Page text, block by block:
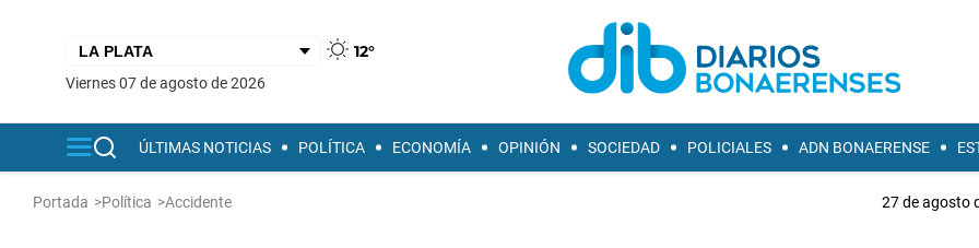
12°
viernes 07 de agosto de 2026
ÚLTIMAS NOTICIAS POLÍTICA ECONOMÍA OPINIÓN SOCIEDAD POLICIALES ADN BONAERENSE
Portada >Política >Accidente 27 de agosto